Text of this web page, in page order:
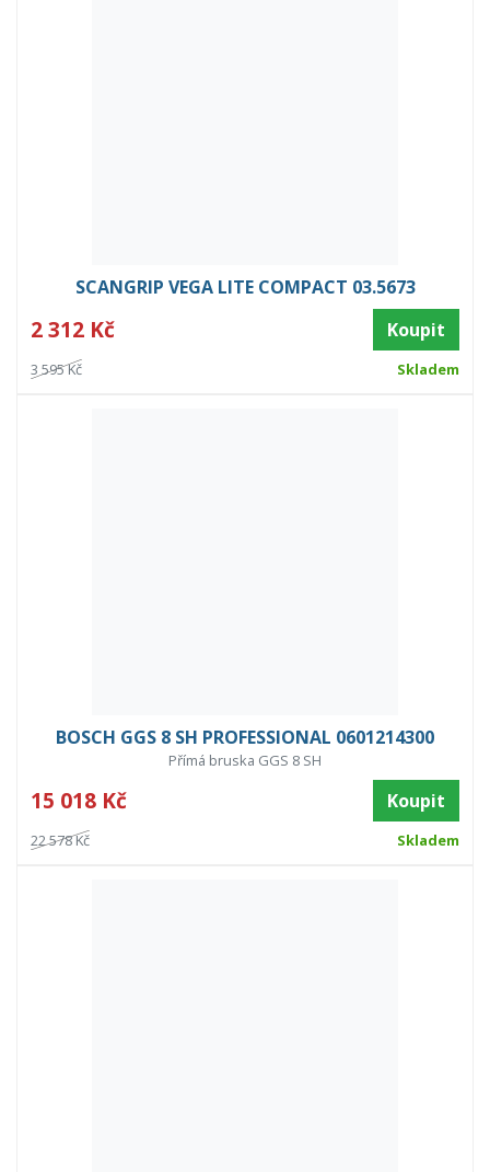
SCANGRIP VEGA LITE COMPACT 03.5673
2 312 Kč Koupit
3 595 Kč Skladem
BOSCH GGS 8 SH PROFESSIONAL 0601214300
Přímá bruska GGS 8 SH
15 018 Kč Koupit
22 578 Kč Skladem